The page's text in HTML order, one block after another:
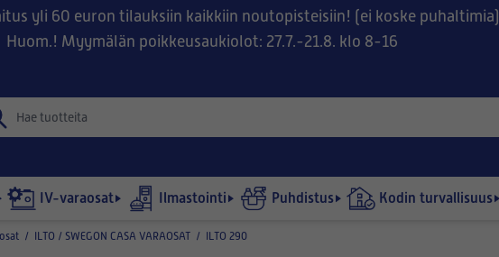
yli 60 euron tilauksiin kaikkiin noutopisteisiin! (ei koske puhaltimia)
Huom.! Myymälän poikkeusaukiolot: 27.7.-21.8. klo 8-16
IV-varaosat Ilmastointi Puhdistus Kodin turvallisuus
/ ILTO / SWEGON CASA VARAOSAT / ILTO 290